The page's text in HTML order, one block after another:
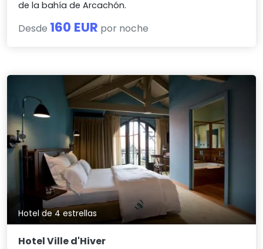
de la bahía de Arcachón.
Desde 160 EUR por noche
Hotel de 4 estrellas
Hotel Ville d'Hiver